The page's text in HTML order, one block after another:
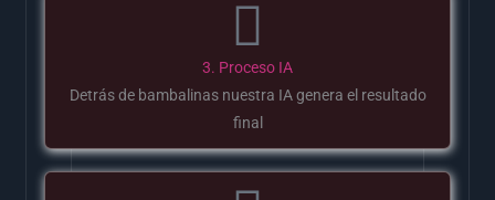
3. Proceso IA
Detrás de bambalinas nuestra IA genera el resultado
final